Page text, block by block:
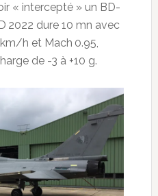
« intercepté » un BD-
2022 dure 10 mn avec
h et Mach 0.95,
de -3 à +10 g.